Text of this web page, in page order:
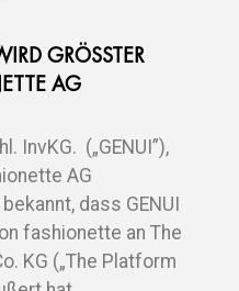
GRÖSSTER A
AG
InvKG. („GENUI”),
AG
dass GENUI
fashionette an The
KG („The Platform